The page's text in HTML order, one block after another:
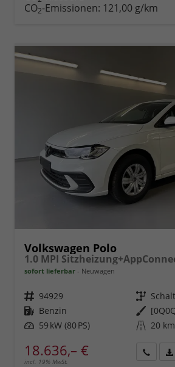
CO2-Emissionen: 121,00 g/km
Volkswagen Polo
sofort lieferbar Neuwagen
Fahrzeugnr. 94929 Getriebe
Kraftstoff Benzin Außenfarbe
Leistung 59 kW (80 PS) Kilometerstand 20 km
18.636,– €
incl. 19% MwSt.